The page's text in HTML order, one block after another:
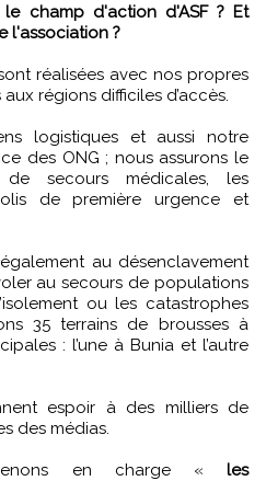
le champ d'action d'ASF ? Et
l'association ?
réalisées avec nos propres
régions difficiles d’accès.
logistiques et aussi notre
des ONG ; nous assurons le
secours médicales, les
de première urgence et
au désenclavement
au secours de populations
ou les catastrophes
35 terrains de brousses à
: l’une à Bunia et l’autre
espoir à des milliers de
des médias.
en charge « les